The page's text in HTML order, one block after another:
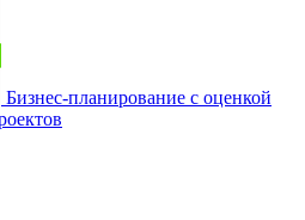
Бизнес-планирование с оценкой